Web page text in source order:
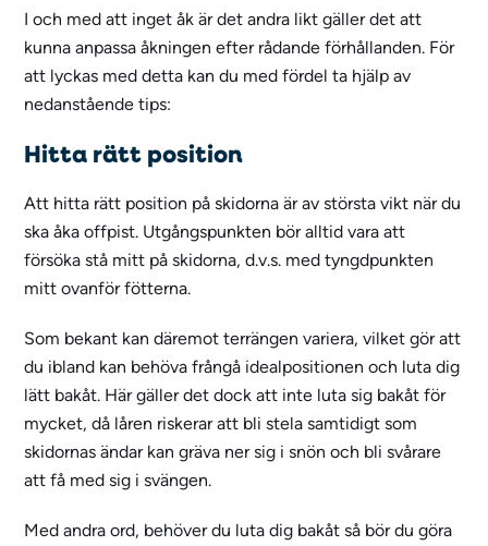
I och med att inget åk är det andra likt gäller det att
kunna anpassa åkningen efter rådande förhållanden. För
att lyckas med detta kan du med fördel ta hjälp av
nedanstående tips:
Hitta rätt position
Att hitta rätt position på skidorna är av största vikt när du
ska åka offpist. Utgångspunkten bör alltid vara att
försöka stå mitt på skidorna, d.v.s. med tyngdpunkten
mitt ovanför fötterna.
Som bekant kan däremot terrängen variera, vilket gör att
du ibland kan behöva frångå idealpositionen och luta dig
lätt bakåt. Här gäller det dock att inte luta sig bakåt för
mycket, då låren riskerar att bli stela samtidigt som
skidornas ändar kan gräva ner sig i snön och bli svårare
att få med sig i svängen.
Med andra ord, behöver du luta dig bakåt så bör du göra